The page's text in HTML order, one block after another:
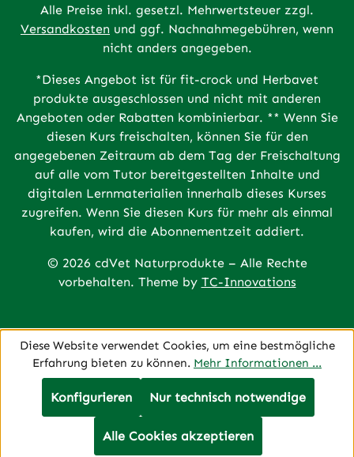
Alle Preise inkl. gesetzl. Mehrwertsteuer zzgl.
Versandkosten und ggf. Nachnahmegebühren, wenn
nicht anders angegeben.
*Dieses Angebot ist für fit-crock und Herbavet
produkte ausgeschlossen und nicht mit anderen
Angeboten oder Rabatten kombinierbar. ** Wenn Sie
diesen Kurs freischalten, können Sie für den
angegebenen Zeitraum ab dem Tag der Freischaltung
auf alle vom Tutor bereitgestellten Inhalte und
digitalen Lernmaterialien innerhalb dieses Kurses
zugreifen. Wenn Sie diesen Kurs für mehr als einmal
kaufen, wird die Abonnementzeit addiert.
© 2026 cdVet Naturprodukte – Alle Rechte
vorbehalten. Theme by TC-Innovations
Diese Website verwendet Cookies, um eine bestmögliche
Erfahrung bieten zu können. Mehr Informationen ...
Nur technisch notwendige
Konfigurieren
Alle Cookies akzeptieren